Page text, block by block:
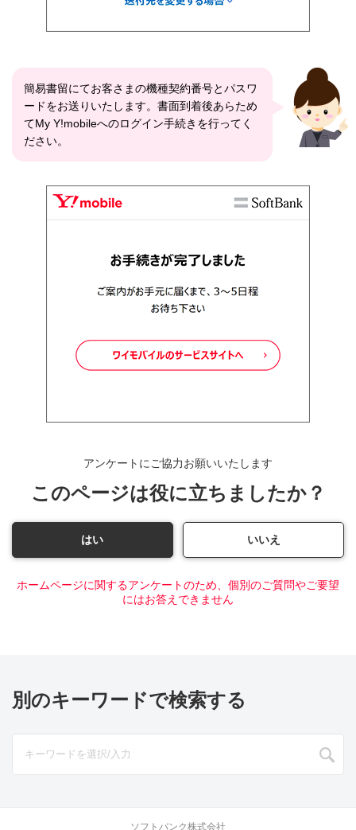
簡易書留にてお客さまの機種契約番号とパスワ
ードをお送りいたします。書面到着後あらため
てMy Y!mobileへのログイン手続きを行ってく
ださい。
アンケートにご協力お願いいたします
このページは役に立ちましたか？
はい いいえ
ホームページに関するアンケートのため、個別のご質問やご要望
にはお答えできません
別のキーワードで検索する
ソフトバンク株式会社